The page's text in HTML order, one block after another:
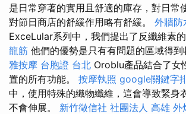
是日常穿著的實用且舒適的庫存，對日常
對節日商店的舒緩作用略有舒緩。 外牆防
ExceLular系列中，我們提出了反纖維素的
龍筋 他們的優勢是只有有問題的區域得到
雅按摩 台胞證 台北 Oroblu產品結合了女
置的所有功能。 按摩執照 google關鍵字
中，使用特殊的織物纖維，這會導致緊身
不會伸展。 新竹徵信社 社團法人 高雄 外